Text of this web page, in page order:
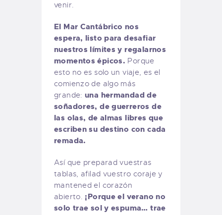
venir.
El Mar Cantábrico nos
espera, listo para desafiar
nuestros límites y regalarnos
momentos épicos. Porque
esto no es solo un viaje, es el
comienzo de algo más
grande:una hermandad de
soñadores, de guerreros de
las olas, de almas libres que
escriben su destino con cada
remada.
Así que preparad vuestras
tablas, afilad vuestro coraje y
mantened el corazón
abierto. ¡Porque el verano no
solo trae sol y espuma… trae